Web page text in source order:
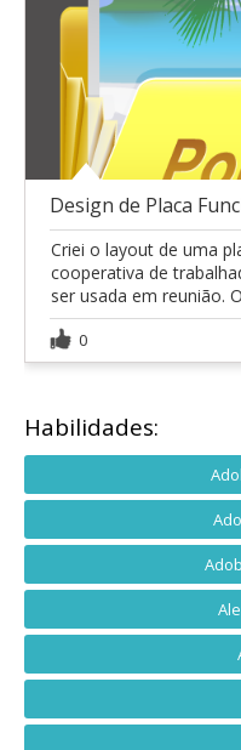
Design de Placa
Criei o layout de uma
cooperativa de
ser usada em reunião.
0
Habilidades: